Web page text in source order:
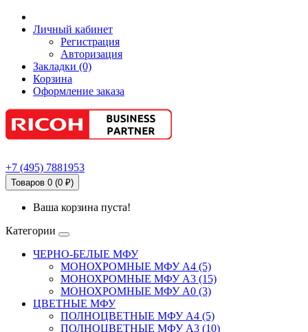
Личный кабинет
Регистрация
Авторизация
Закладки (0)
Корзина
Оформление заказа
+7 (495) 7881953
Товаров 0 (0 ₽)
Ваша корзина пуста!
Категории
ЧЕРНО-БЕЛЫЕ МФУ
МОНОХРОМНЫЕ МФУ А4 (5)
МОНОХРОМНЫЕ МФУ А3 (15)
МОНОХРОМНЫЕ МФУ А0 (3)
ЦВЕТНЫЕ МФУ
ПОЛНОЦВЕТНЫЕ МФУ А4 (5)
ПОЛНОЦВЕТНЫЕ МФУ А3 (10)